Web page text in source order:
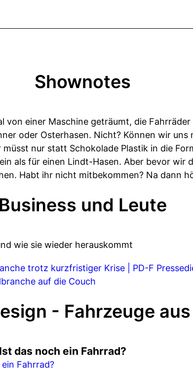
Shownotes
von einer Maschine geträumt, die
oder Osterhasen. Nicht? Können wir
nur statt Schokolade Plastik in die
als für einen Lindt-Hasen. Aber bevor wir
Habt ihr nicht mitbekommen? Na dann
Business und Leute
wie sie wieder herauskommt
trotz kurzfristiger Krise | PD-F
auf die Couch
- Fahrzeuge
das noch ein Fahrrad?
Fahrrad?